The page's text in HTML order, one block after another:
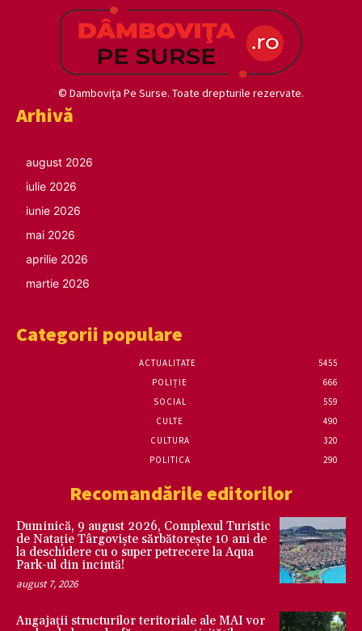
© Damboviţa Pe Surse. Toate drepturile rezervate.
Arhivă
august 2026
iulie 2026
iunie 2026
mai 2026
aprilie 2026
martie 2026
Categorii populare
ACTUALITATE
5455
POLIȚIE
666
SOCIAL
559
CULTE
490
CULTURA
320
POLITICA
290
Recomandările editorilor
Duminică, 9 august 2026, Complexul Turistic
de Natație Târgoviște sărbătorește 10 ani de
la deschidere cu o super petrecere la Aqua
Park-ul din incintă!
august 7, 2026
Angajații structurilor teritoriale ale MAI vor